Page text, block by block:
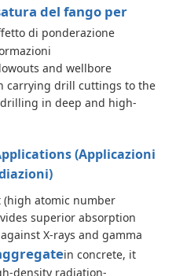
del fango per
di ponderazione
and wellbore
carrying drill cuttings to the
in deep and high-
(Applicazioni
atomic number
superior absorption
X-rays and gamma
in concrete, it
density radiation-